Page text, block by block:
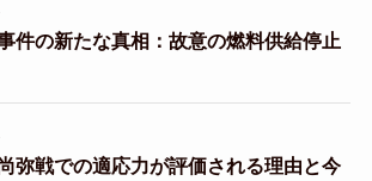
件の新たな真相：故意の燃料供給停止
弥戦での適応力が評価される理由と今